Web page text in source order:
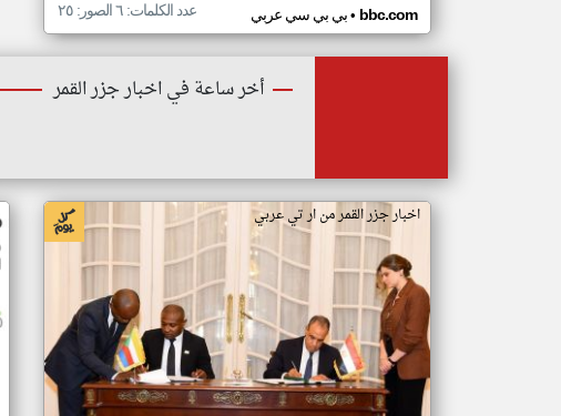
بي بي سي عربي• bbc.com عدد الكلمات: ٦ الصور: ٢٥
أخر ساعة في اخبار جزر القمر
اخبار جزر القمر من ار تي عربي